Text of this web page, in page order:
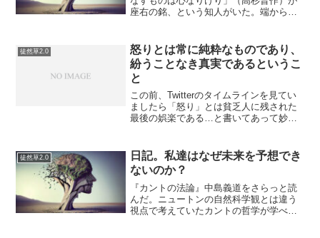
座右の銘、という知人がいた。端から見
モードが切り替わり、深刻なときもあれ
ば楽天的なときもある。彼...
徒然草2.0
怒りとは常に純粋なものであり、
紛うことなき真実であるというこ
と
この前、Twitterのタイムラインを見てい
ましたら「怒り」とは貧乏人に残された
最後の娯楽である…と書いてあって妙に
と、書いている当人の怒りが背後にある
ことが多いです。...
徒然草2.0
日記。私達はなぜ未来を予想でき
ないのか？
『カントの法論』中島義道をさらっと読
んだ。ニュートンの自然科学観とは違う
視点で考えていたカントの哲学が学べ